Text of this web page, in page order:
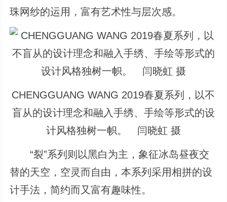
珠网纱的运用，富有艺术性与层次感。
CHENGGUANG WANG 2019春夏系列，以不
盲从的设计理念和融入手绣、手绘等形式的设
计风格独树一帜。 闫晓虹 摄
“裂”系列则以黑白为主，象征冰岛昼夜交
替的天空，空灵而自由，本系列采用相拼的设
计手法，简约而又富有趣味性。